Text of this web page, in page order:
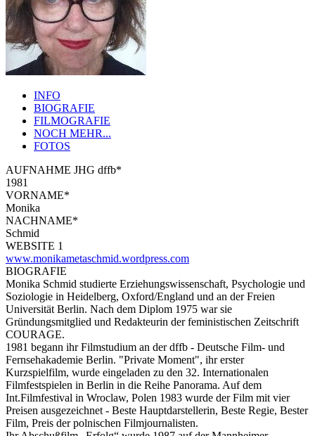
INFO
BIOGRAFIE
FILMOGRAFIE
NOCH MEHR...
FOTOS
AUFNAHME JHG dffb*
1981
VORNAME*
Monika
NACHNAME*
Schmid
WEBSITE 1
www.monikametaschmid.wordpress.com
BIOGRAFIE
Monika Schmid studierte Erziehungswissenschaft, Psychologie und
Soziologie in Heidelberg, Oxford/England und an der Freien
Universität Berlin. Nach dem Diplom 1975 war sie
Gründungsmitglied und Redakteurin der feministischen Zeitschrift
COURAGE.
1981 begann ihr Filmstudium an der dffb - Deutsche Film- und
Fernsehakademie Berlin. "Private Moment", ihr erster
Kurzspielfilm, wurde eingeladen zu den 32. Internationalen
Filmfestspielen in Berlin in die Reihe Panorama. Auf dem
Int.Filmfestival in Wroclaw, Polen 1983 wurde der Film mit vier
Preisen ausgezeichnet - Beste Hauptdarstellerin, Beste Regie, Bester
Film, Preis der polnischen Filmjournalisten.